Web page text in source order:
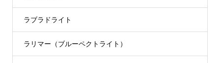
ラブラドライト
ラリマー（ブルーペクトライト）